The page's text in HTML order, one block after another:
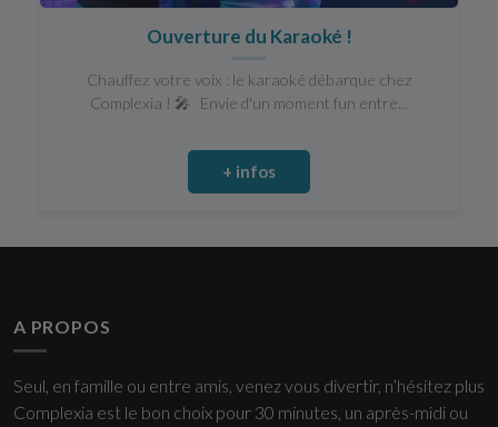
Ouverture du Karaoké !
Chauffez votre voix : le karaoké débarque chez
Complexia ! 🎤 Envie d'un moment fun entre...
+ infos
A PROPOS
Seul, en famille ou entre amis, venez vous divertir, n’hésitez plus
Complexia est le bon choix pour 30 minutes, un après-midi ou